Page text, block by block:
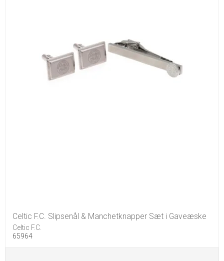
Celtic F.C. Slipsenål & Manchetknapper Sæt i Gaveæske
Celtic F.C.
65964